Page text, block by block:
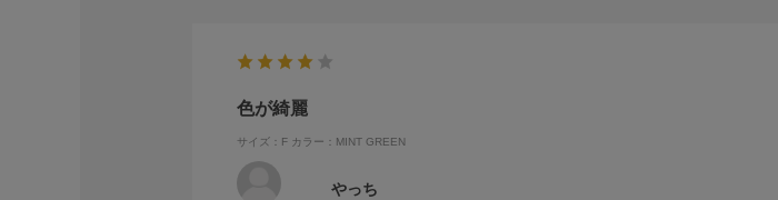
色が綺麗
サイズ：F カラー：MINT GREEN
やっち